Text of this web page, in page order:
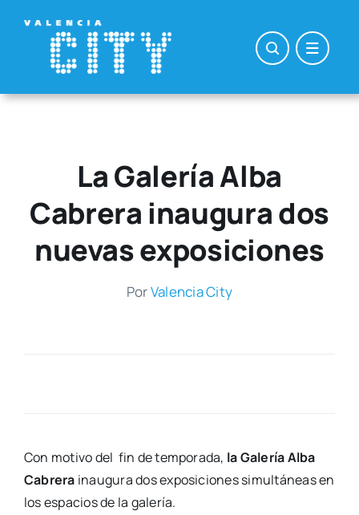
contenido
La Galería Alba
Cabrera inaugura dos
nuevas exposiciones
PorValen­cia City
Con moti­vo del fin de tem­po­ra­da, la Gale­ría Alba
Cabre­ra inau­gu­ra dos expo­si­cio­nes simul­tá­neas en
los espa­cios de la gale­ría.